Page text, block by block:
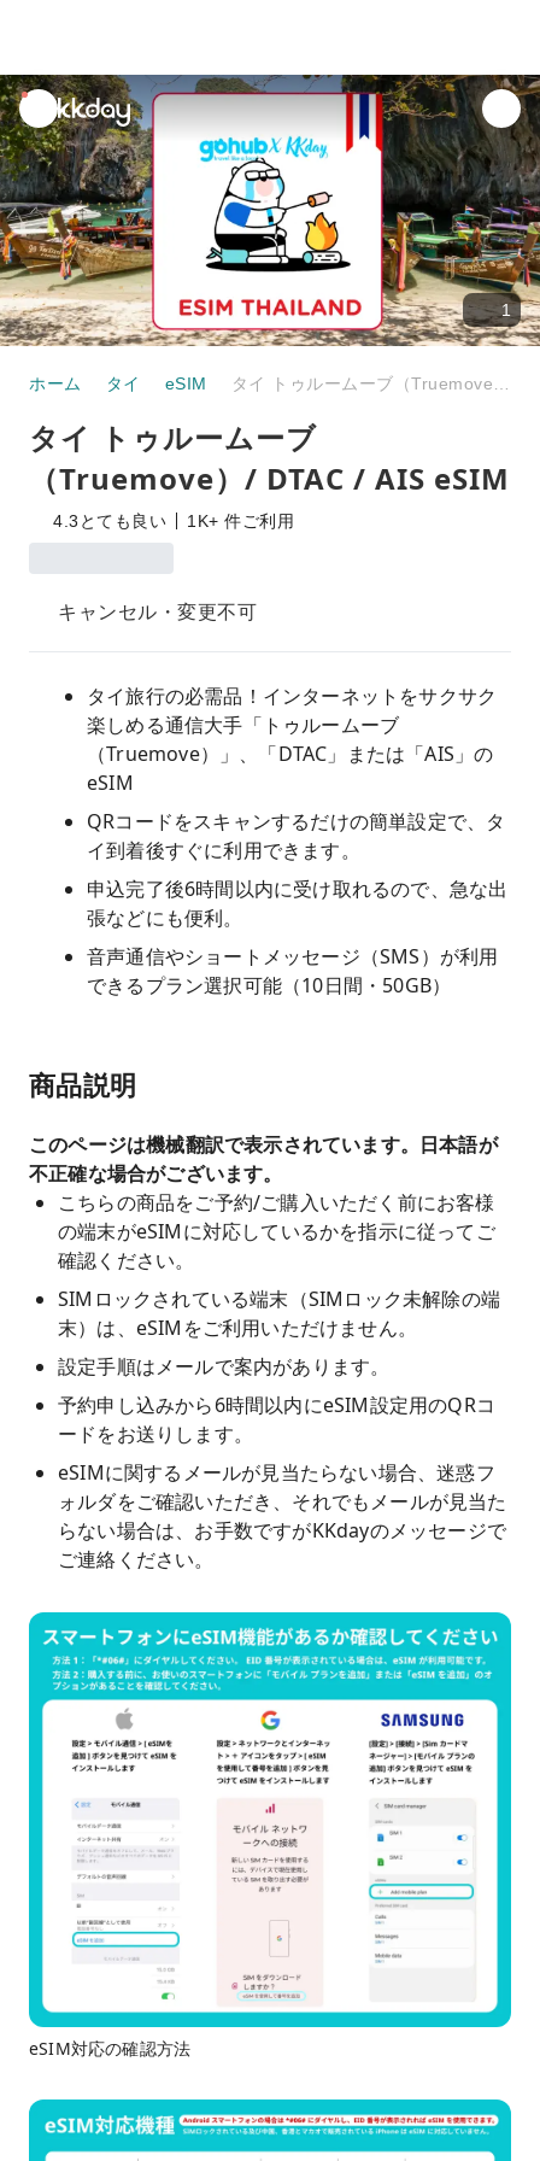
unread
notifications
1
ホーム タイ eSIM
タイ トゥルームーブ
（Truemove）/ DTAC / AIS eSIM
4.3 とても良い 1K+ 件ご利用
キャンセル・変更不可
タイ旅行の必需品！インターネットをサクサク
楽しめる通信大手「トゥルームーブ
（Truemove）」、「DTAC」または「AIS」の
eSIM
QRコードをスキャンするだけの簡単設定で、タ
イ到着後すぐに利用できます。
申込完了後6時間以内に受け取れるので、急な出
張などにも便利。
音声通信やショートメッセージ（SMS）が利用
できるプラン選択可能（10日間・50GB）
商品説明
このページは機械翻訳で表示されています。日本語が
不正確な場合がございます。
こちらの商品をご予約/ご購入いただく前にお客様
の端末がeSIMに対応しているかを指示に従ってご
確認ください。
SIMロックされている端末（SIMロック未解除の端
末）は、eSIMをご利用いただけません。
設定手順はメールで案内があります。
予約申し込みから6時間以内にeSIM設定用のQRコ
ードをお送りします。
eSIMに関するメールが見当たらない場合、迷惑フ
ォルダをご確認いただき、それでもメールが見当た
らない場合は、お手数ですがKKdayのメッセージで
ご連絡ください。
eSIM対応の確認方法